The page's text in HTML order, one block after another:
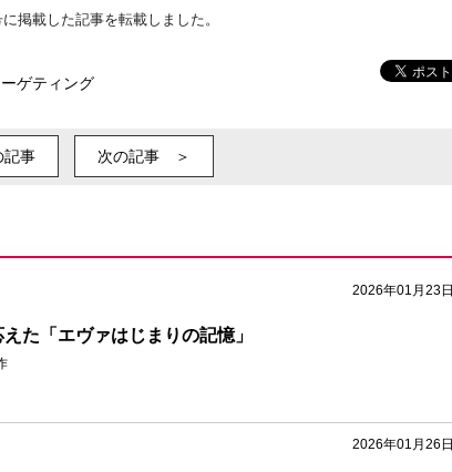
掲載した記事を転載しました。
ーゲティング
事 次の記事 ＞
2026年01月23日
た「エヴァはじまりの記憶」
2026年01月26日